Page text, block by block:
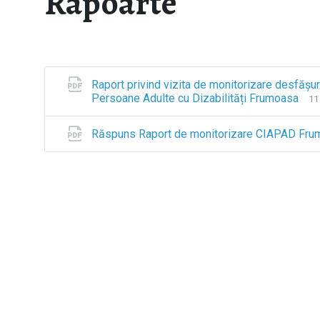
Raport privind vizita de monitorizare
Persoane Adulte cu Dizabilități Frumoasa
F
e
e
F
e
s
Răspuns Raport de monitorizare CIAPAD